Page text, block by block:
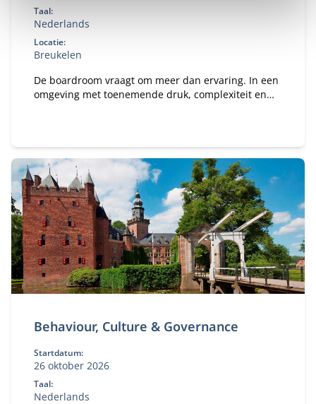
Taal:
Nederlands
Locatie:
Breukelen
De boardroom vraagt om meer dan ervaring. In een
omgeving met toenemende druk, complexiteit en
Board Program ontwikkel je jouw besluitvorming,
stakeholderdialoog en constructieve tegenspraak,
en vertaal je iedere module direct naar jouw
praktijk.
Behaviour, Culture & Governance
Startdatum:
26 oktober 2026
Taal:
Nederlands